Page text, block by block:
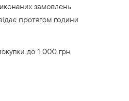
замовлень
протягом години
до 1 000 грн